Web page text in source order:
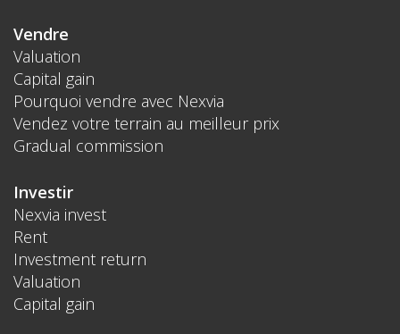
Vendre
Valuation
Capital gain
Pourquoi vendre avec Nexvia
Vendez votre terrain au meilleur prix
Gradual commission
Investir
Nexvia invest
Rent
Investment return
Valuation
Capital gain